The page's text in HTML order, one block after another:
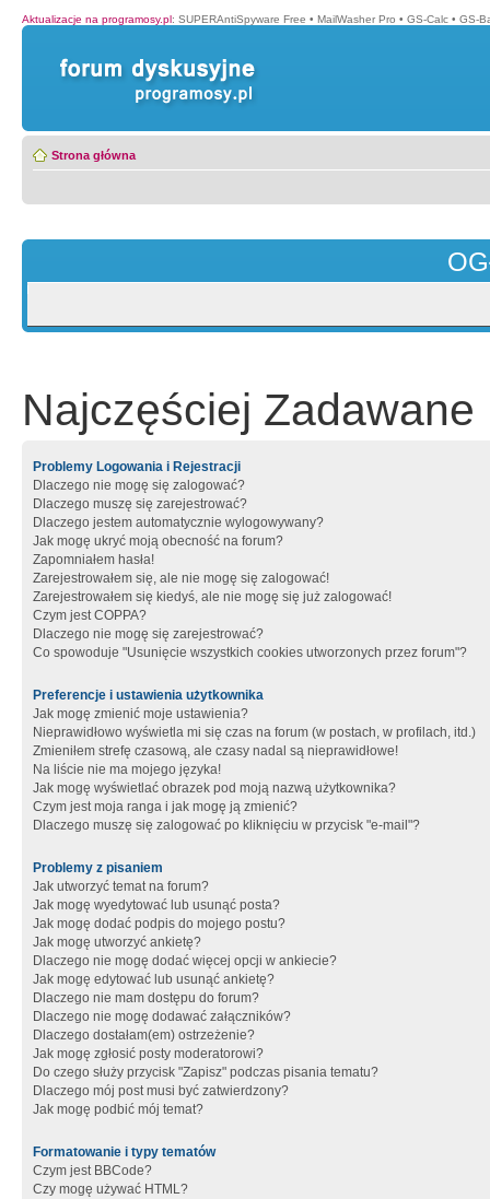
Aktualizacje na programosy.pl: SUPERAntiSpyware Free • MailWasher Pro • GS-Calc • GS-
Strona główna
Najczęściej Zadawane
Problemy Logowania i Rejestracji
Dlaczego nie mogę się zalogować?
Dlaczego muszę się zarejestrować?
Dlaczego jestem automatycznie wylogowywany?
Jak mogę ukryć moją obecność na forum?
Zapomniałem hasła!
Zarejestrowałem się, ale nie mogę się zalogować!
Zarejestrowałem się kiedyś, ale nie mogę się już zalogować!
Czym jest COPPA?
Dlaczego nie mogę się zarejestrować?
Co spowoduje "Usunięcie wszystkich cookies utworzonych przez forum"?
Preferencje i ustawienia użytkownika
Jak mogę zmienić moje ustawienia?
Nieprawidłowo wyświetla mi się czas na forum (w postach, w profilach, itd.)
Zmieniłem strefę czasową, ale czasy nadal są nieprawidłowe!
Na liście nie ma mojego języka!
Jak mogę wyświetlać obrazek pod moją nazwą użytkownika?
Czym jest moja ranga i jak mogę ją zmienić?
Dlaczego muszę się zalogować po kliknięciu w przycisk "e-mail"?
Problemy z pisaniem
Jak utworzyć temat na forum?
Jak mogę wyedytować lub usunąć posta?
Jak mogę dodać podpis do mojego postu?
Jak mogę utworzyć ankietę?
Dlaczego nie mogę dodać więcej opcji w ankiecie?
Jak mogę edytować lub usunąć ankietę?
Dlaczego nie mam dostępu do forum?
Dlaczego nie mogę dodawać załączników?
Dlaczego dostałam(em) ostrzeżenie?
Jak mogę zgłosić posty moderatorowi?
Do czego służy przycisk "Zapisz" podczas pisania tematu?
Dlaczego mój post musi być zatwierdzony?
Jak mogę podbić mój temat?
Formatowanie i typy tematów
Czym jest BBCode?
Czy mogę używać HTML?